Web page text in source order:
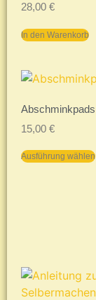
28,00 €
In den Warenkorb
Abschminkpads
15,00 €
Ausführung wählen